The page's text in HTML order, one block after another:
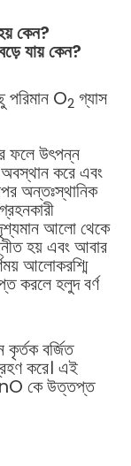
কেন?
যায়কেন?
O2 গ্যাস
ফলে উৎপন্ন
করে এবং
অন্তঃস্থানিক
আলো থেকে
হয় এবং আবার
আলোকরশ্মি
করলে হলুদ বর্ণ
বর্জিত
করে। এই
কে উত্তপ্ত